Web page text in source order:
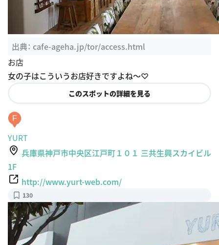
出典： cafe-ageha.jp/tor/access.html
お店
女の子はこういうお店好きですよね〜♡
このスポットの詳細を見る
F
YURT
兵庫県神戸市中央区江戸町１０１ 三共生興スカイビル
1F
http://www.yurt-web.com/
130